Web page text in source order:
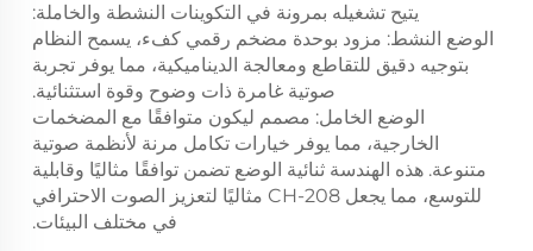
يتيح تشغيله بمرونة في التكوينات النشطة والخاملة:
الوضع النشط: مزود بوحدة مضخم رقمي كفء، يسمح النظام
بتوجيه دقيق للتقاطع ومعالجة الديناميكية، مما يوفر تجربة
صوتية غامرة ذات وضوح وقوة استثنائية.
الوضع الخامل: مصمم ليكون متوافقًا مع المضخمات
الخارجية، مما يوفر خيارات تكامل مرنة لأنظمة صوتية
متنوعة. هذه الهندسة ثنائية الوضع تضمن توافقًا مثاليًا وقابلية
للتوسع، مما يجعل CH-208 مثاليًا لتعزيز الصوت الاحترافي
في مختلف البيئات.